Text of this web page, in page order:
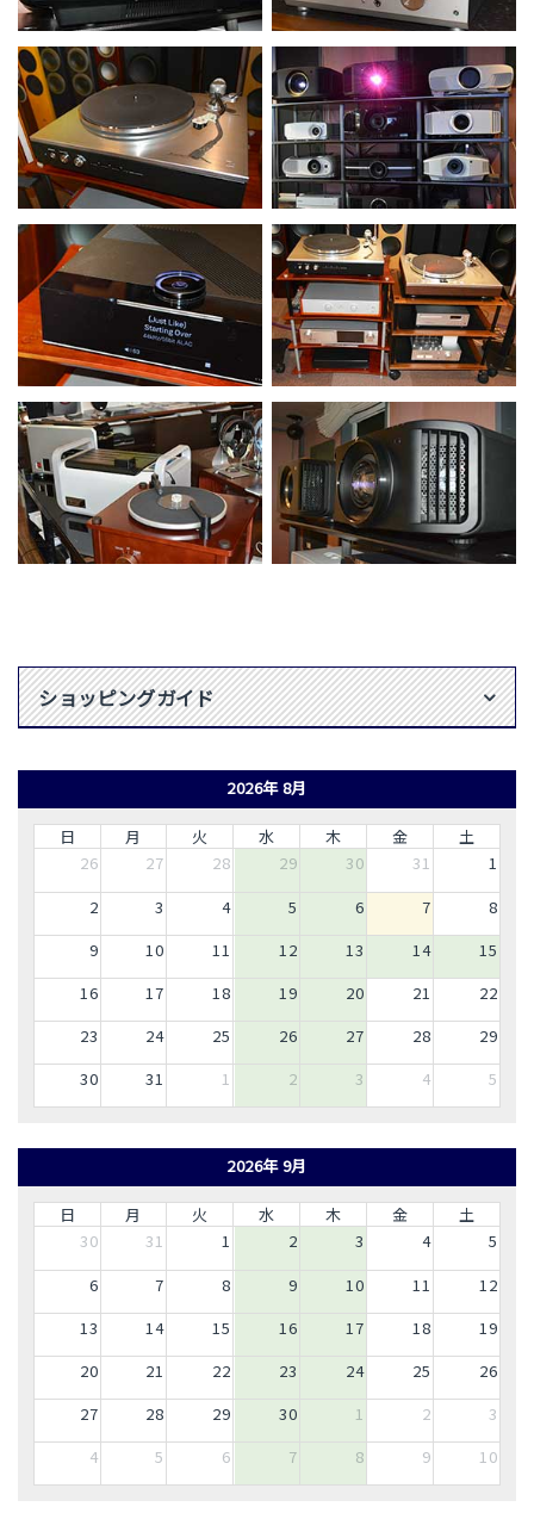
ショッピングガイド
2026年 8月
日 月 火 水 木 金
土
26
27 28 29 30 31
1
2
3 4 5 6 7
8
9
10 11 12 13 14
15
16
17 18 19 20 21
22
23
24 25 26 27 28
29
30
31 1 2 3 4 5
2026年 9月
日 月 火 水 木 金
土
30
31 1 2 3 4
5
6
7 8 9 10 11
12
13
14 15 16 17 18
19
20
21 22 23 24 25
26
27
28 29 30 1 2
3
4
5 6 7 8 9 10